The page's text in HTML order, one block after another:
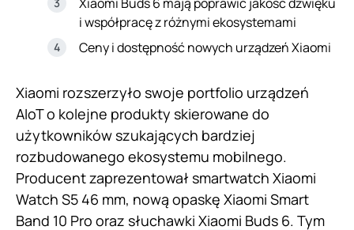
i współpracę z różnymi ekosystemami
Ceny i dostępność nowych urządzeń Xiaomi
Xiaomi rozszerzyło swoje portfolio urządzeń
AIoT o kolejne produkty skierowane do
użytkowników szukających bardziej
rozbudowanego ekosystemu mobilnego.
Producent zaprezentował smartwatch Xiaomi
Watch S5 46 mm, nową opaskę Xiaomi Smart
Band 10 Pro oraz słuchawki Xiaomi Buds 6. Tym